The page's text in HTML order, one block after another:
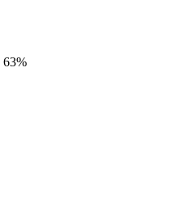
63%